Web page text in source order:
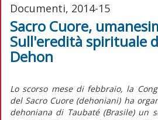
Documenti, 2014-15
Sacro Cuore,
Sull'eredità spirituale
Dehon
Lo scorso mese di febbraio, la
del Sacro Cuore (dehoniani) ha
dehoniana di Taubaté (Brasile) un